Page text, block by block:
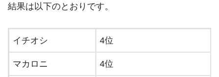
結果は以下のとおりです。
イチオシ 4位
マカロニ 4位